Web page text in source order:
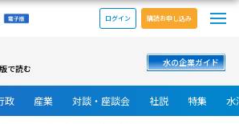
日本水道新聞 電子版
ログイン 購読お申し込み
で読む
水の企業ガイド
政 産業 対談・座談会 社説 特集 水